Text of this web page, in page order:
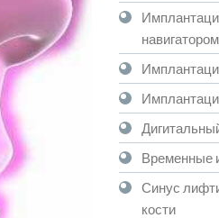
навигатором
Временные
Синус
кости